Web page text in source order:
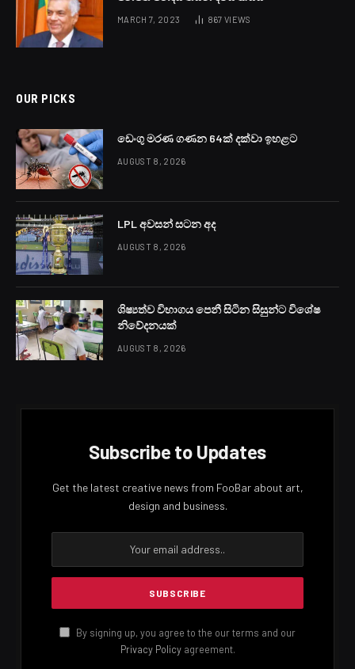
MARCH 7, 2023 867 VIEWS
OUR PICKS
ඩෙංගු මරණ ගණන 64ක් දක්වා ඉහළට
AUGUST 8, 2026
LPL අවසන් සටන අද
AUGUST 8, 2026
ශිෂ්‍යත්ව විභාගය පෙනී සිටින සිසුන්ට විශේෂ
නිවේදනයක්
AUGUST 8, 2026
Subscribe to Updates
Get the latest creative news from FooBar about art,
design and business.
By signing up, you agree to the our terms and our
Privacy Policyagreement.